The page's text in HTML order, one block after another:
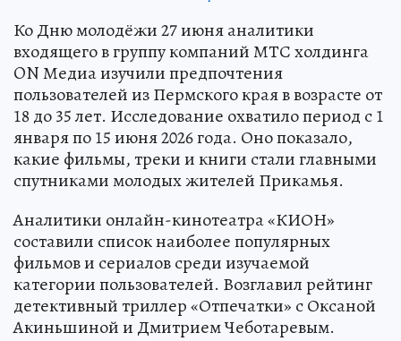
Ко Дню молодёжи 27 июня аналитики
входящего в группу компаний МТС холдинга
ON Медиа изучили предпочтения
пользователей из Пермского края в возрасте от
18 до 35 лет. Исследование охватило период с 1
января по 15 июня 2026 года. Оно показало,
какие фильмы, треки и книги стали главными
спутниками молодых жителей Прикамья.
Аналитики онлайн-кинотеатра «КИОН»
составили список наиболее популярных
фильмов и сериалов среди изучаемой
категории пользователей. Возглавил рейтинг
детективный триллер «Отпечатки» с Оксаной
Акиньшиной и Дмитрием Чеботаревым.